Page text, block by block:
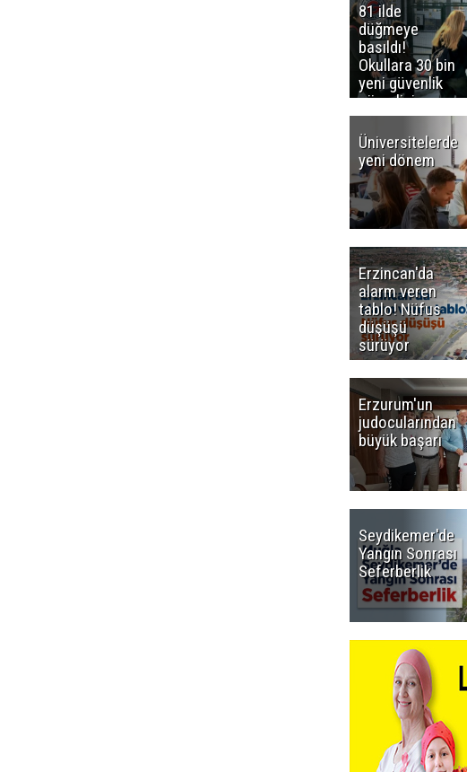
81 ilde
düğmeye
basıldı!
Okullara 30 bin
yeni güvenlik
görevlisi
Üniversitelerde
yeni dönem
Erzincan'da
alarm veren
tablo! Nüfus
düşüşü
sürüyor
Erzurum'un
judocularından
büyük başarı
Seydikemer'de
Yangın Sonrası
Seferberlik